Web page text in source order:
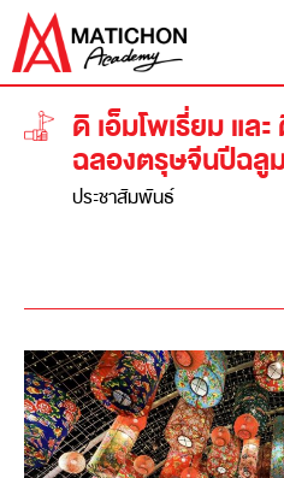
ดิ เอ็มโพเรี่ยม แล
ฉลองตรุษจีนปีฉลู
ประชาสัมพันธ์